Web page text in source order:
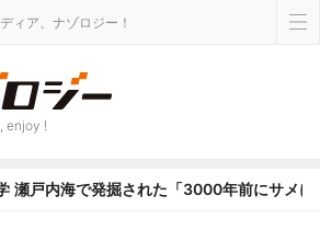
ィア、ナゾロジー！
enjoy !
瀬戸内海で発掘された「3000年前にサメ